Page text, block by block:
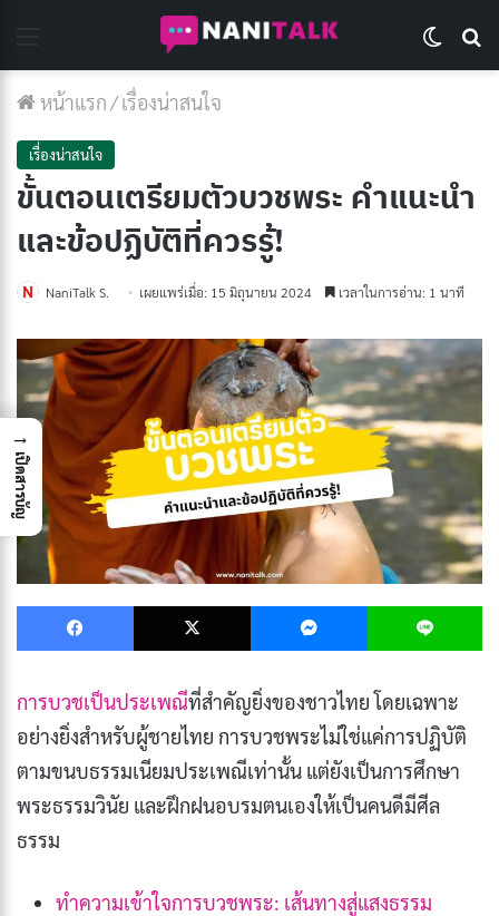
หน้าแรก/เรื่องน่าสนใจ
เรื่องน่าสนใจ
ขั้นตอนเตรียมตัวบวชพระ คำแนะนำ
และข้อปฏิบัติที่ควรรู้!
NaniTalk S. เผยแพร่เมื่อ: 15 มิถุนายน 2024 เวลาในการอ่าน: 1 นาที
Facebook X Messenger
การบวชเป็นประเพณีที่สำคัญยิ่งของชาวไทย โดยเฉพาะ
อย่างยิ่งสำหรับผู้ชายไทย การบวชพระไม่ใช่แค่การปฏิบัติ
ตามขนบธรรมเนียมประเพณีเท่านั้น แต่ยังเป็นการศึกษา
พระธรรมวินัย และฝึกฝนอบรมตนเองให้เป็นคนดีมีศีล
ธรรม
ทำความเข้าใจการบวชพระ: เส้นทางสู่แสงธรรม
→
เปิดสารบัญ